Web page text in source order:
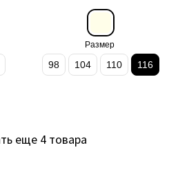
Размер
98 104 110 116
еще 4 товара